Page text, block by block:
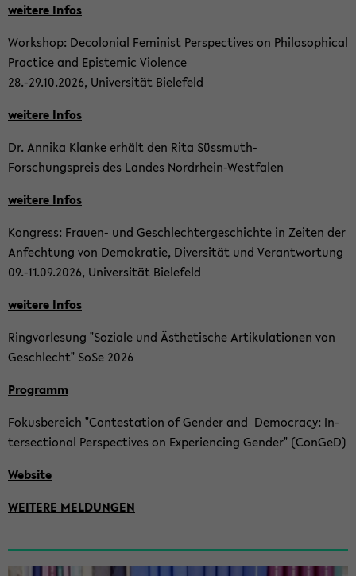
wei­te­re Infos
Work­shop: De­co­lo­ni­al Fe­mi­nist Per­spec­ti­ves on Phi­lo­so­phi­cal
Prac­ti­ce and Epis­temic Vio­lence
28.-29.10.2026, Uni­ver­si­tät Bie­le­feld
wei­te­re Infos
Dr. An­ni­ka Klanke er­hält den Rita Süssmuth-​
Forschungspreis des Lan­des Nordrhein-​Westfalen
wei­te­re Infos
Kon­gress: Frauen-​ und Ge­schlech­ter­ge­schich­te in Zei­ten der
An­fech­tung von De­mo­kra­tie, Di­ver­si­tät und Ver­ant­wor­tung
09.-11.09.2026, Uni­ver­si­tät Bie­le­feld
wei­te­re Infos
Ring­vor­le­sung "So­zia­le und Äs­the­ti­sche Ar­ti­ku­la­tio­nen von
Ge­schlecht" SoSe 2026
Pro­gramm
Fo­kus­be­reich "Con­te­sta­ti­on of Gen­der and De­mo­cra­cy: In­
ter­sec­tio­nal Per­spec­ti­ves on Ex­pe­ri­en­cing Gen­der" (Con­GeD)
Web­site
WEI­TE­RE MEL­DUN­GEN